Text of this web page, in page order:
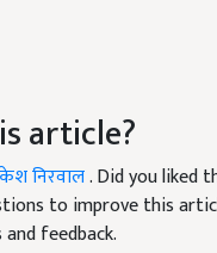
article?
निरवाल. Did you liked
to improve this
feedback.